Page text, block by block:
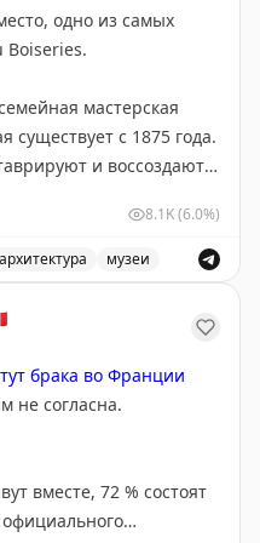
«Большой
Russian.
музей
великого
Осипа Цадкина.
подборки от 1 до
закидайте меня
1,5 часа вполне
одно из самых
Boiseries.
мастерская
существует с 1875 года.
и воссоздают
фрагменты интерьеров
скрывается
исчезнувшего
8.1K(6.0%)
архитектура музеи
брака во Франции
не согласна.
вместе, 72 % состоят